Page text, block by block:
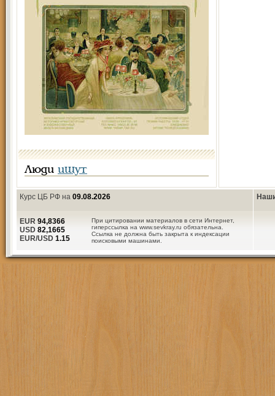
Люди ищут
Курс ЦБ РФ на 09.08.2026
При цитировании материалов в сети Интернет,
гиперссылка на www.sevkray.ru обязательна.
Ссылка не должна быть закрыта к индексации
поисковыми машинами.
EUR 94,8366
USD 82,1665
EUR/USD 1.15